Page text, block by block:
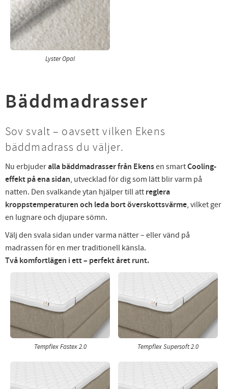
Lyster Opal
Bäddmadrasser
Sov svalt – oavsett vilken Ekens
bäddmadrass du väljer.
Nu erbjuderalla bäddmadrasser från Ekensen smartCooling-
effekt på ena sidan, utvecklad för dig som lätt blir varm på
natten. Den svalkande ytan hjälper till att reglera
kroppstemperaturen och leda bort överskottsvärme, vilket ger
en lugnare och djupare sömn.
Välj den svala sidan under varma nätter – eller vänd på
madrassen för en mer traditionell känsla.
Två komfortlägen i ett – perfekt året runt.
Tempflex Fastex 2.0 Tempflex Supersoft 2.0